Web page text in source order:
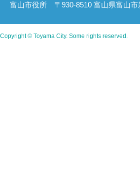
富山市役所 〒930-8510 富山県富山市
Copyright © Toyama City. Some rights reserved.